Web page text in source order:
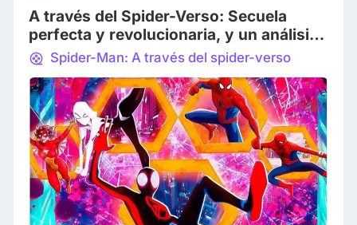
personajes como Jeff Wi
A través del Spider-Verso: Secuela
perfecta y revolucionaria, y un análisis
a la necesidad de cambios en
adaptaciones
Spider-Man: A través del spider-verso